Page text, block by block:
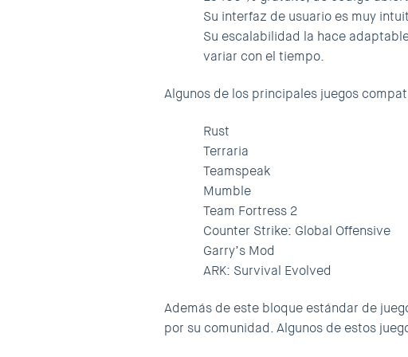
Su interfaz de usuario es muy
Su escalabilidad la hace
variar con el tiempo.
Algunos de los principales juegos
Rust
Terraria
Teamspeak
Mumble
Team Fortress 2
Counter Strike: Global Offensive
Garry’s Mod
ARK: Survival Evolved
Además de este bloque estándar de
por su comunidad. Algunos de estos